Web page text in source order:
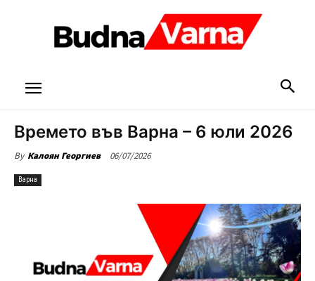
Времето във Варна – 6 юли 2026
By Калоян Георгиев 06/07/2026
Варна